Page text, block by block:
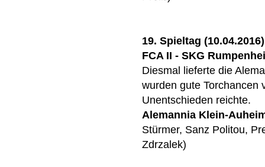
19. Spieltag (10.04.2016)
FCA II - SKG
Diesmal lieferte die
wurden gute Torchancen
Unentschieden reichte.
Alemannia Klein-
Stürmer, Sanz Politou,
Zdrzalek)